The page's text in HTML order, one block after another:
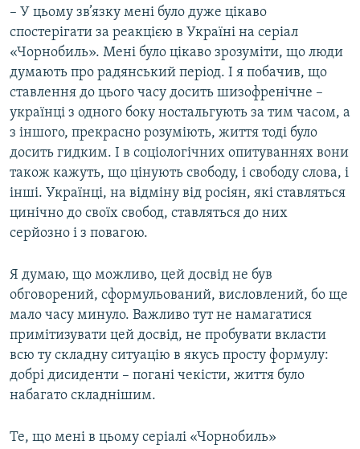
– У цьому зв’язку мені було дуже цікаво
спостерігати за реакцією в Україні на серіал
«Чорнобиль». Мені було цікаво зрозуміти, що люди
думають про радянський період. І я побачив, що
ставлення до цього часу досить шизофренічне –
українці з одного боку ностальгують за тим часом, а
з іншого, прекрасно розуміють, життя тоді було
досить гидким. І в соціологічних опитуваннях вони
також кажуть, що цінують свободу, і свободу слова, і
інші. Українці, на відміну від росіян, які ставляться
цинічно до своїх свобод, ставляться до них
серйозно і з повагою.
Я думаю, що можливо, цей досвід не був
обговорений, сформульований, висловлений, бо ще
мало часу минуло. Важливо тут не намагатися
примітизувати цей досвід, не пробувати вкласти
всю ту складну ситуацію в якусь просту формулу:
добрі дисиденти – погані чекісти, життя було
набагато складнішим.
Те, що мені в цьому серіалі «Чорнобиль»